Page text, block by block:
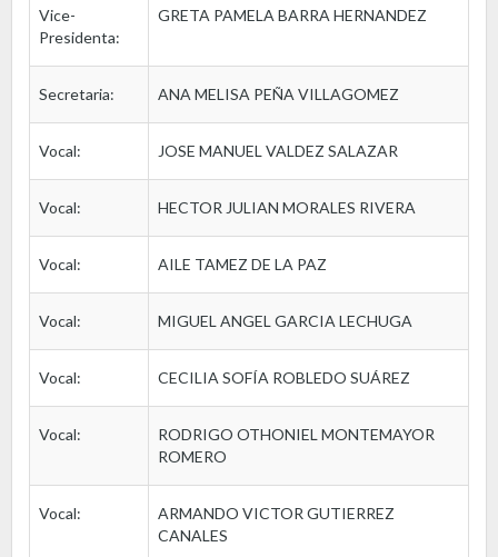
Vice-
Presidenta:
GRETA PAMELA BARRA HERNANDEZ
Secretaria: ANA MELISA PEÑA VILLAGOMEZ
Vocal: JOSE MANUEL VALDEZ SALAZAR
Vocal: HECTOR JULIAN MORALES RIVERA
Vocal: AILE TAMEZ DE LA PAZ
Vocal: MIGUEL ANGEL GARCIA LECHUGA
Vocal: CECILIA SOFÍA ROBLEDO SUÁREZ
Vocal:
RODRIGO OTHONIEL MONTEMAYOR
ROMERO
Vocal:
ARMANDO VICTOR GUTIERREZ
CANALES